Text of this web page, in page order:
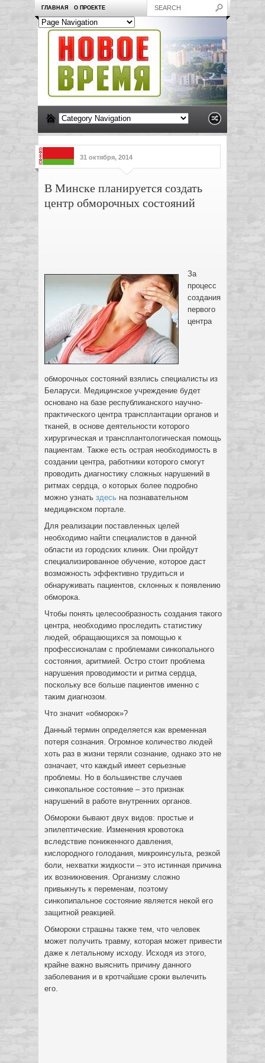
ГЛАВНАЯ О ПРОЕКТЕ
31 октября, 2014
В Минске планируется создать
центр обморочных состояний
За
процесс
создания
первого
центра
обморочных состояний взялись специалисты из
Беларуси. Медицинское учреждение будет
основано на базе республиканского научно-
практического центра трансплантации органов и
тканей, в основе деятельности которого
хирургическая и трансплантологическая помощь
пациентам. Также есть острая необходимость в
создании центра, работники которого смогут
проводить диагностику сложных нарушений в
ритмах сердца, о которых более подробно
можно узнать здесь на познавательном
медицинском портале.
Для реализации поставленных целей
необходимо найти специалистов в данной
области из городских клиник. Они пройдут
специализированное обучение, которое даст
возможность эффективно трудиться и
обнаруживать пациентов, склонных к появлению
обморока.
Чтобы понять целесообразность создания такого
центра, необходимо проследить статистику
людей, обращающихся за помощью к
профессионалам с проблемами синкопального
состояния, аритмией. Остро стоит проблема
нарушения проводимости и ритма сердца,
поскольку все больше пациентов именно с
таким диагнозом.
Что значит «обморок»?
Данный термин определяется как временная
потеря сознания. Огромное количество людей
хоть раз в жизни теряли сознание, однако это не
означает, что каждый имеет серьезные
проблемы. Но в большинстве случаев
синкопальное состояние – это признак
нарушений в работе внутренних органов.
Обмороки бывают двух видов: простые и
эпилептические. Изменения кровотока
вследствие пониженного давления,
кислородного голодания, микроинсульта, резкой
боли, нехватки жидкости – это истинная причина
их возникновения. Организму сложно
привыкнуть к переменам, поэтому
синкопипальное состояние является некой его
защитной реакцией.
Обмороки страшны также тем, что человек
может получить травму, которая может привести
даже к летальному исходу. Исходя из этого,
крайне важно выяснить причину данного
заболевания и в кротчайшие сроки вылечить
его.